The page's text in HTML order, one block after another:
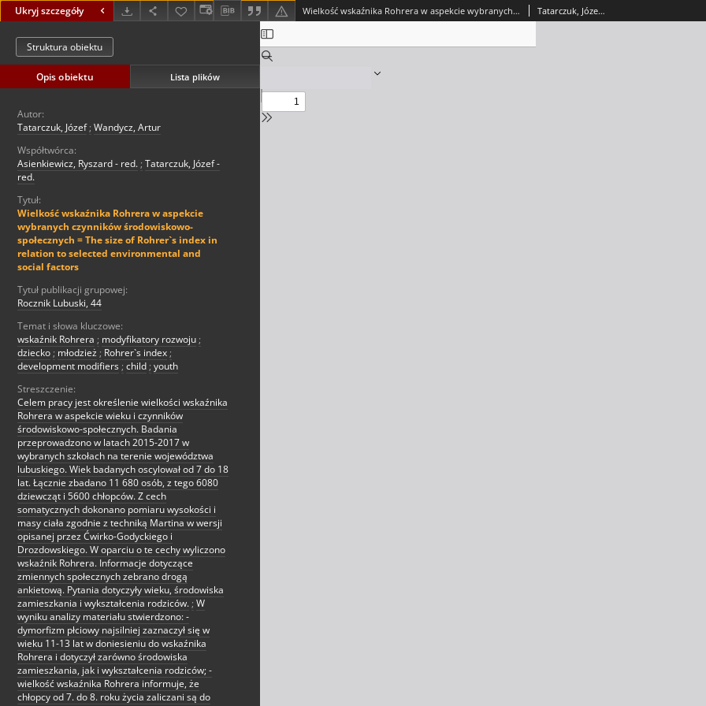
Ukryj szczegóły Wielkość wskaźnika Rohrera w aspekcie wybranych czynników środowiskowo-społecznych = The size of Rohrer`s index in relation to selected environmental and social factors Tatarczuk, Józef; Wandycz, Artur
Struktura obiektu
Opis obiektu Lista plików
Autor:
Tatarczuk, Józef ; Wandycz, Artur
Współtwórca:
Asienkiewicz, Ryszard - red. ; Tatarczuk, Józef -
red.
Tytuł:
Wielkość wskaźnika Rohrera w aspekcie
wybranych czynników środowiskowo-
społecznych = The size of Rohrer`s index in
relation to selected environmental and
social factors
Tytuł publikacji grupowej:
Rocznik Lubuski, 44
Temat i słowa kluczowe:
wskaźnik Rohrera ; modyfikatory rozwoju ;
dziecko ; młodzież ; Rohrer`s index ;
development modifiers ; child ; youth
Streszczenie:
Celem pracy jest określenie wielkości wskaźnika
Rohrera w aspekcie wieku i czynników
środowiskowo-społecznych. Badania
przeprowadzono w latach 2015-2017 w
wybranych szkołach na terenie województwa
lubuskiego. Wiek badanych oscylował od 7 do 18
lat. Łącznie zbadano 11 680 osób, z tego 6080
dziewcząt i 5600 chłopców. Z cech
somatycznych dokonano pomiaru wysokości i
masy ciała zgodnie z techniką Martina w wersji
opisanej przez Ćwirko-Godyckiego i
Drozdowskiego. W oparciu o te cechy wyliczono
wskaźnik Rohrera. Informacje dotyczące
zmiennych społecznych zebrano drogą
ankietową. Pytania dotyczyły wieku, środowiska
zamieszkania i wykształcenia rodziców. ; W
wyniku analizy materiału stwierdzono: -
dymorfizm płciowy najsilniej zaznaczył się w
wieku 11-13 lat w doniesieniu do wskaźnika
Rohrera i dotyczył zarówno środowiska
zamieszkania, jak i wykształcenia rodziców; -
wielkość wskaźnika Rohrera informuje, że
chłopcy od 7. do 8. roku życia zaliczani są do